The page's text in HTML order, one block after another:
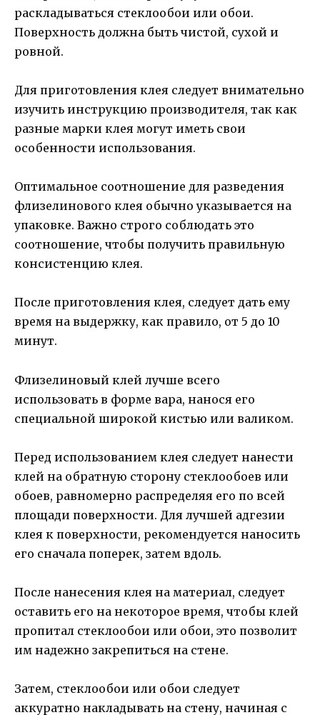
раскладываться стеклообои или обои.
Поверхность должна быть чистой, сухой и
ровной.
Для приготовления клея следует внимательно
изучить инструкцию производителя, так как
разные марки клея могут иметь свои
особенности использования.
Оптимальное соотношение для разведения
флизелинового клея обычно указывается на
упаковке. Важно строго соблюдать это
соотношение, чтобы получить правильную
консистенцию клея.
После приготовления клея, следует дать ему
время на выдержку, как правило, от 5 до 10
минут.
Флизелиновый клей лучше всего
использовать в форме вара, нанося его
специальной широкой кистью или валиком.
Перед использованием клея следует нанести
клей на обратную сторону стеклообоев или
обоев, равномерно распределяя его по всей
площади поверхности. Для лучшей адгезии
клея к поверхности, рекомендуется наносить
его сначала поперек, затем вдоль.
После нанесения клея на материал, следует
оставить его на некоторое время, чтобы клей
пропитал стеклообои или обои, это позволит
им надежно закрепиться на стене.
Затем, стеклообои или обои следует
аккуратно накладывать на стену, начиная с